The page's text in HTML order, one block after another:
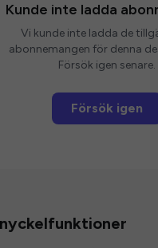
Kunde inte ladda
Vi kunde inte ladda de
abonnemangen för denna
Försök igen senare.
Försök igen